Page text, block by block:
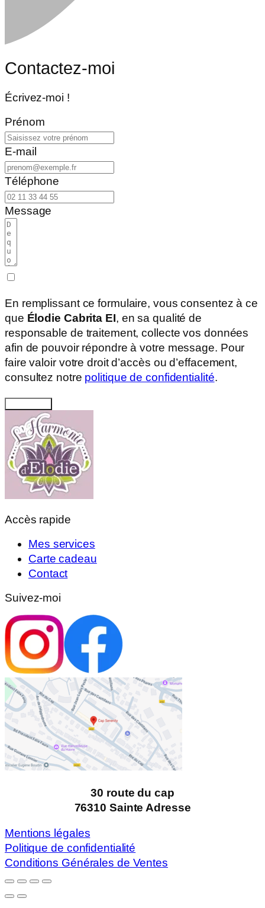
Contactez-moi
Écrivez-moi !
Prénom
E-mail
Téléphone
Message
En remplissant ce formulaire, vous consentez à ce
que Élodie Cabrita EI, en sa qualité de
responsable de traitement, collecte vos données
afin de pouvoir répondre à votre message. Pour
faire valoir votre droit d’accès ou d’effacement,
consultez notre politique de confidentialité.
Accès rapide
Mes services
Carte cadeau
Contact
Suivez-moi
30 route du cap
76310 Sainte Adresse
Mentions légales
Politique de confidentialité
Conditions Générales de Ventes